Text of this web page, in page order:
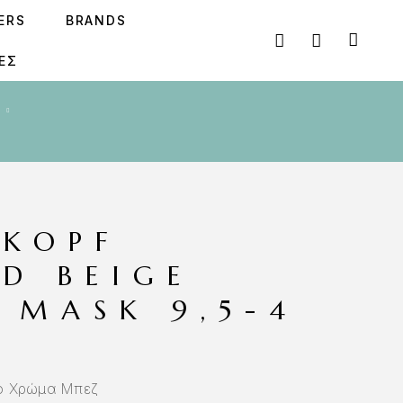
BRANDS
BEIGE
MASK 9,5-4
Χρώμα Μπεζ